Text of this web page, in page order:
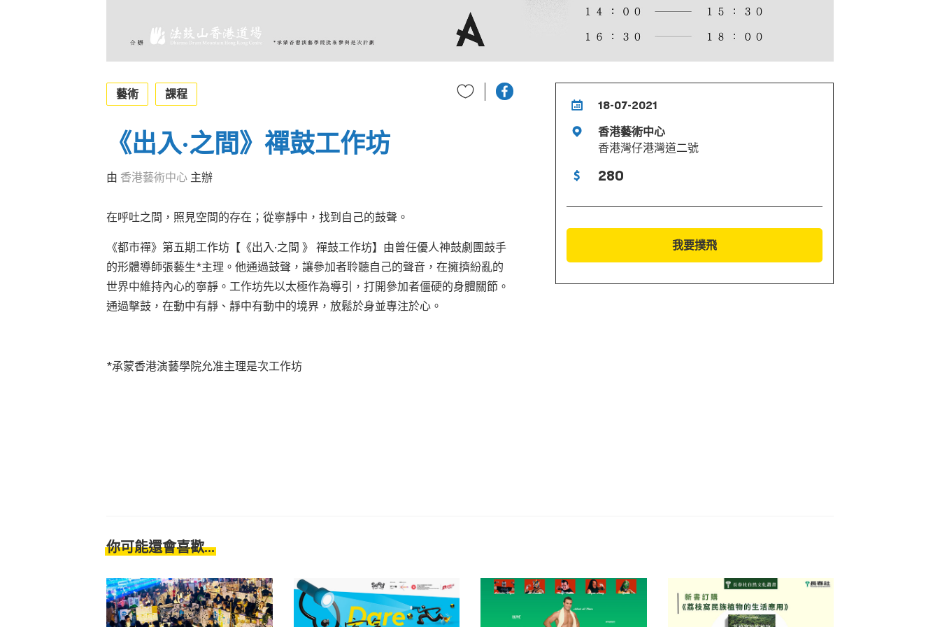
18-07-2021
香港藝術中心
香港灣仔港灣道二號
280
我要撲飛
藝術 課程
《出入·之間》禪鼓工作坊
由 香港藝術中心 主辦
在呼吐之間，照見空間的存在；從寧靜中，找到自己的鼓聲。
《都市禪》第五期工作坊【《出入·之間 》 禪鼓工作坊】由曾任優人神鼓劇團鼓手
的形體導師張藝生*主理。他通過鼓聲，讓參加者聆聽自己的聲音，在擁擠紛亂的
世界中維持內心的寧靜。工作坊先以太極作為導引，打開參加者僵硬的身體關節。
通過擊鼓，在動中有靜、靜中有動中的境界，放鬆於身並專注於心。
*承蒙香港演藝學院允准主理是次工作坊
你可能還會喜歡...